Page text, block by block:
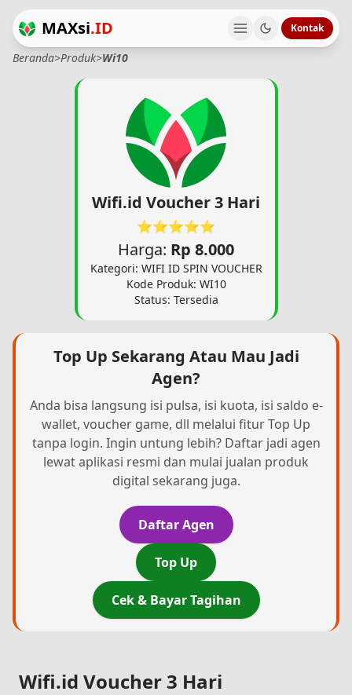
MAXsi.ID Kontak
Beranda>Produk>Wi10
Wifi.id Voucher 3 Hari
⭐⭐⭐⭐⭐
Harga: Rp 8.000
Kategori: WIFI ID SPIN VOUCHER
Kode Produk: WI10
Status: Tersedia
Top Up Sekarang Atau Mau Jadi
Agen?
Anda bisa langsung isi pulsa, isi kuota, isi saldo e-
wallet, voucher game, dll melalui fitur Top Up
tanpa login. Ingin untung lebih? Daftar jadi agen
lewat aplikasi resmi dan mulai jualan produk
digital sekarang juga.
Daftar Agen
Top Up
Cek & Bayar Tagihan
Wifi.id Voucher 3 Hari